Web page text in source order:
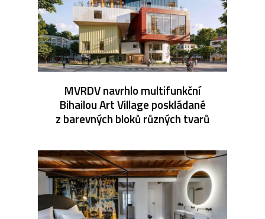
MVRDV navrhlo multifunkční
Bihailou Art Village poskládané
z barevných bloků různých tvarů